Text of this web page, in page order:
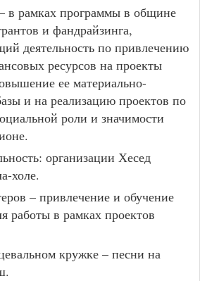
в рамках программы в общине
и фандрайзинга,
деятельность по привлечению
ресурсов на проекты
ее материально-
и на реализацию проектов по
роли и значимости
организации Хесед
холе.
– привлечение и обучение
работы в рамках проектов
кружке – песни на